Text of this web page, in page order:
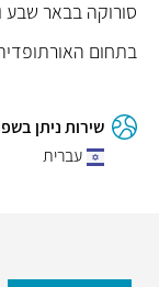
סורוקה בבאר שבע
בתחום
שירות ניתן
עברית